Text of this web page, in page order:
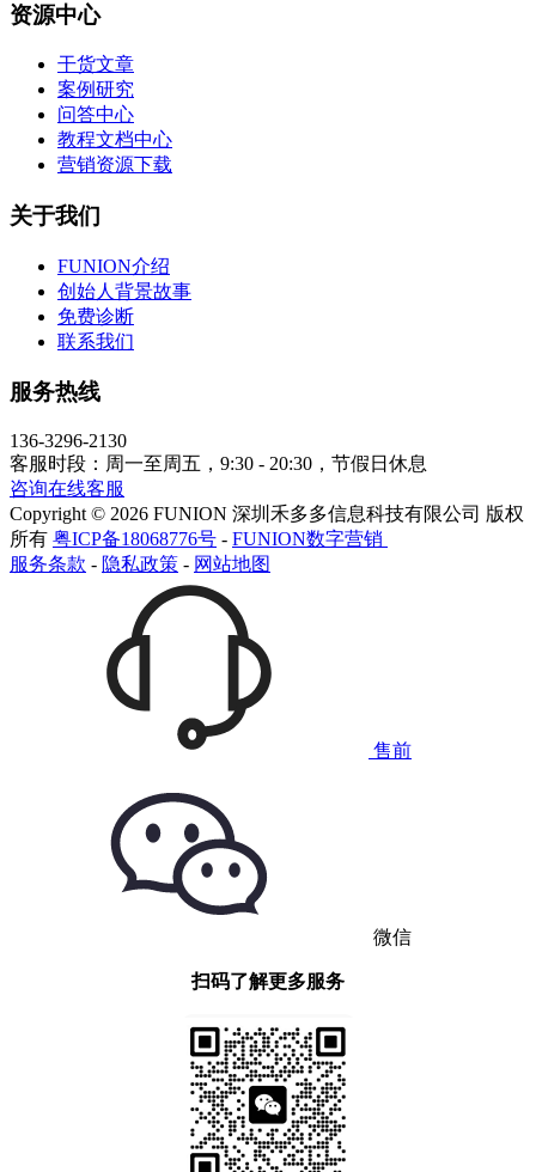
资源中心
干货文章
案例研究
问答中心
教程文档中心
营销资源下载
关于我们
FUNION介绍
创始人背景故事
免费诊断
联系我们
服务热线
136-3296-2130
客服时段：周一至周五，9:30 - 20:30，节假日休息
咨询在线客服
Copyright © 2026 FUNION 深圳禾多多信息科技有限公司 版权
所有 粤ICP备18068776号 - FUNION数字营销
服务条款 - 隐私政策 - 网站地图
售前
微信
扫码了解更多服务